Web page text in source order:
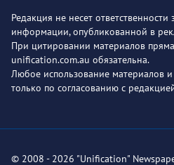
Редакция не несет ответственности
информации, опубликованной в
При цитировании материалов
unification.com.au обязательна.
Любое использование материалов
только по согласованию с
© 2008 - 2026 "Unification"